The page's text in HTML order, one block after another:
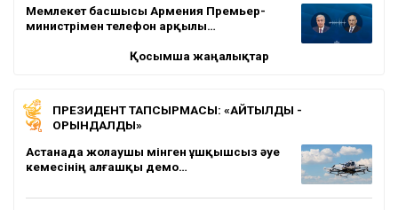
Мемлекет басшысы Армения Премьер-
министрімен телефон арқылы…
Қосымша жаңалықтар
ПРЕЗИДЕНТ ТАПСЫРМАСЫ: «АЙТЫЛДЫ -
ОРЫНДАЛДЫ»
Астанада жолаушы мінген ұшқышсыз әуе
кемесінің алғашқы демо…